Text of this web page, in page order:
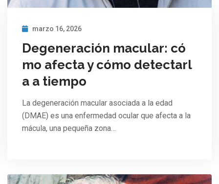
marzo 16, 2026
Degeneración macular: có
mo afecta y cómo detectarl
a a tiempo
La degeneración macular asociada a la edad
(DMAE) es una enfermedad ocular que afecta a la
mácula, una pequeña zona…